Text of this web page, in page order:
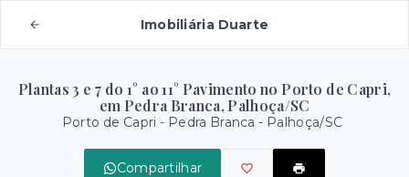
Imobiliária Duarte
Plantas 3 e 7 do 1° ao 11° Pavimento no Porto de Capri,
em Pedra Branca, Palhoça/SC
Porto de Capri - Pedra Branca - Palhoça/SC
Compartilhar